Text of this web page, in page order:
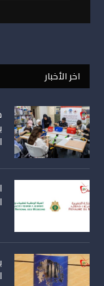
اخر الأخبار